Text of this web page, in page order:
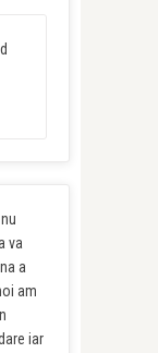
va
a
am
iar